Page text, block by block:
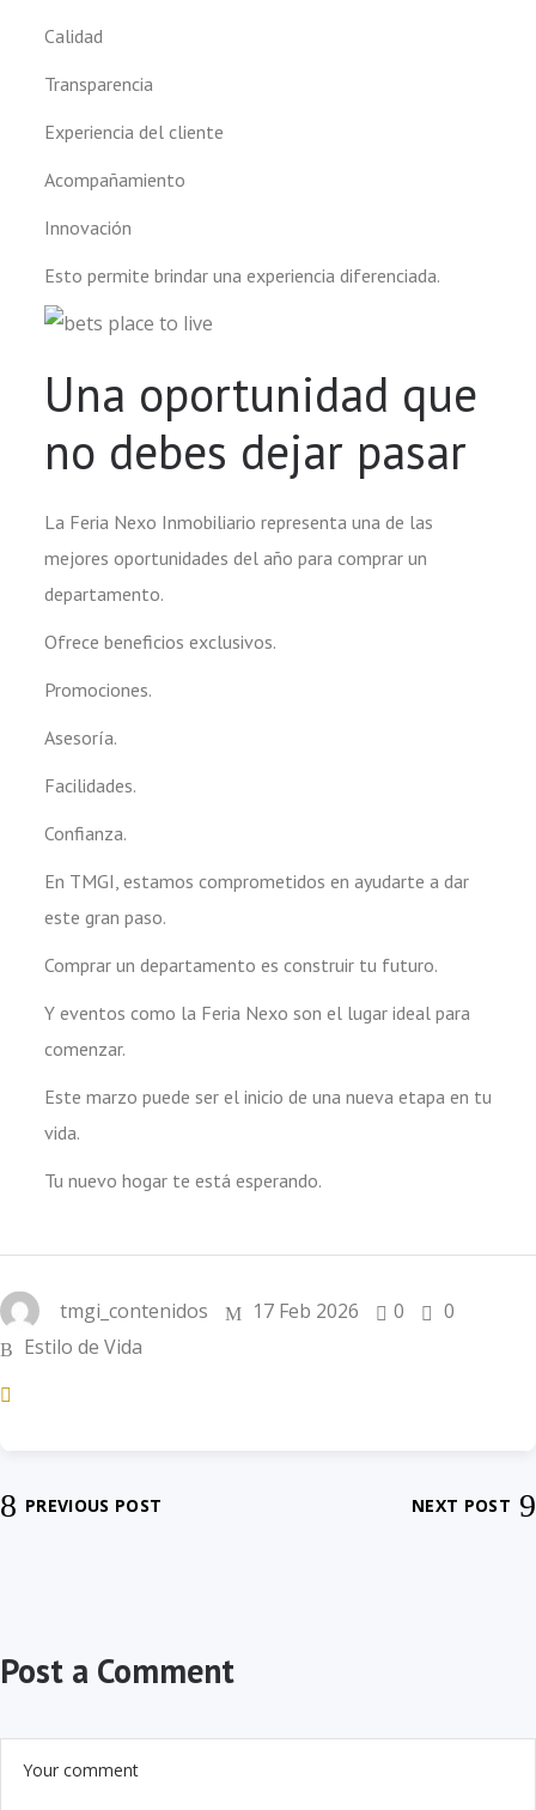
Calidad
Transparencia
Experiencia del cliente
Acompañamiento
Innovación
Esto permite brindar una experiencia diferenciada.
Una oportunidad que
no debes dejar pasar
La Feria Nexo Inmobiliario representa una de las
mejores oportunidades del año para comprar un
departamento.
Ofrece beneficios exclusivos.
Promociones.
Asesoría.
Facilidades.
Confianza.
En TMGI, estamos comprometidos en ayudarte a dar
este gran paso.
Comprar un departamento es construir tu futuro.
Y eventos como la Feria Nexo son el lugar ideal para
comenzar.
Este marzo puede ser el inicio de una nueva etapa en tu
vida.
Tu nuevo hogar te está esperando.
tmgi_contenidos 17 Feb 2026 0
0
Estilo de Vida
PREVIOUS POST NEXT POST
Post a Comment